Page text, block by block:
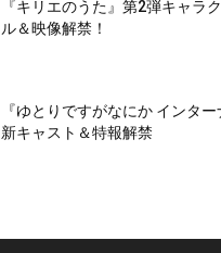
『キリエのうた』第2弾キャラ
ル＆映像解禁！
『ゆとりですがなにか インター
新キャスト＆特報解禁